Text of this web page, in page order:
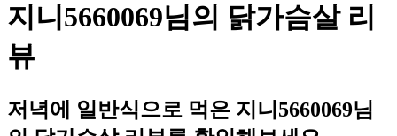
지니5660069님의 닭가슴살 리
뷰
저녁에 일반식으로 먹은 지니5660069님